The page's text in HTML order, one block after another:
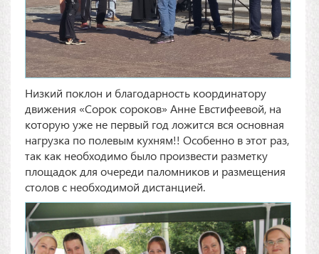
Низкий поклон и благодарность координатору
движения «Сорок сороков» Анне Евстифеевой, на
которую уже не первый год ложится вся основная
нагрузка по полевым кухням!! Особенно в этот раз,
так как необходимо было произвести разметку
площадок для очереди паломников и размещения
столов с необходимой дистанцией.